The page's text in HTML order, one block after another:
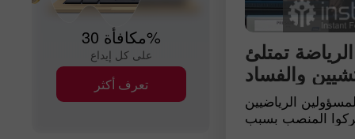
تمتلئ
والفساد
الرياضيين
المنصب بسبب
مكافأة 30%
على كل إيداع
تعرف أكثر